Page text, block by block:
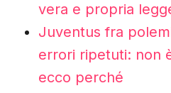
vera e propria
Juventus fra
errori ripetuti: non
ecco perché